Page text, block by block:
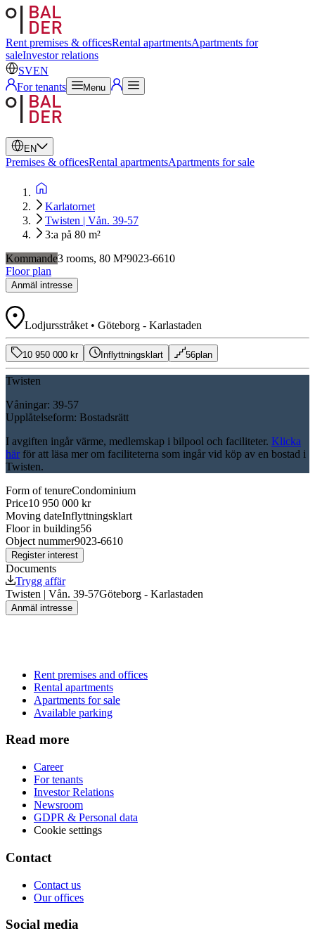
Rent premises & officesRental apartmentsApartments for
saleInvestor relations
SVEN
For tenants
Menu
EN
Swedish
English
Premises & officesRental apartmentsApartments for sale
Karlatornet
Twisten | Vån. 39-57
3:a på 80 m²
Kommande3 rooms, 80 M²9023-6610
Floor plan
Anmäl intresse
Lodjursstråket • Göteborg - Karlastaden
10 950 000 kr Inflyttningsklart 56plan
Twisten
Våningar: 39-57
Upplåtelseform: Bostadsrätt
I avgiften ingår värme, medlemskap i bilpool och faciliteter. Klicka
härför att läsa mer om faciliteterna som ingår vid köp av en bostad i
Twisten.
Form of tenureCondominium
Price10 950 000 kr
Moving dateInflyttningsklart
Floor in building56
Object nummer9023-6610
Register interest
Documents
Trygg affär
Twisten | Vån. 39-57Göteborg - Karlastaden
Anmäl intresse
Rent premises and offices
Rental apartments
Apartments for sale
Available parking
Read more
Career
For tenants
Investor Relations
Newsroom
GDPR & Personal data
Cookie settings
Contact
Contact us
Our offices
Social media